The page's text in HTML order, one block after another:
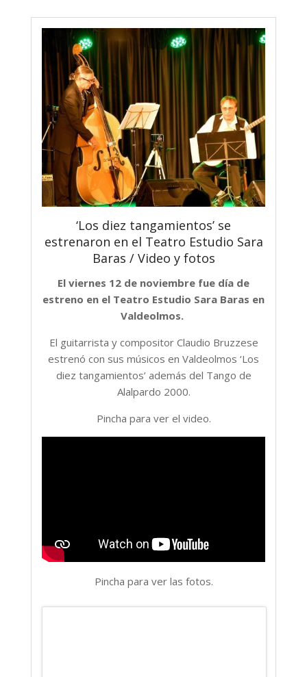
‘Los diez tangamientos’ se
estrenaron en el Teatro Estudio Sara
Baras / Video y fotos
El viernes 12 de noviembre fue día de
estreno en el Teatro Estudio Sara Baras en
Valdeolmos.
El guitarrista y compositor Claudio Bruzzese
estrenó con sus músicos en Valdeolmos ‘Los
diez tangamientos’ además del Tango de
Alalpardo 2000.
Pincha para ver el video.
Pincha para ver las fotos.